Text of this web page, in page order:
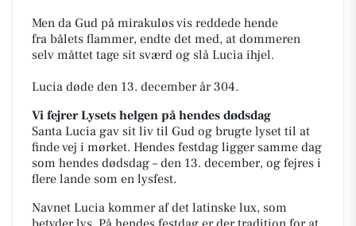
Men da Gud på mirakuløs vis reddede hende
fra bålets flammer, endte det med, at dommeren
selv måttet tage sit sværd og slå Lucia ihjel.
Lucia døde den 13. december år 304.
Vi fejrer Lysets helgen på hendes dødsdag
Santa Lucia gav sit liv til Gud og brugte lyset til at
finde vej i mørket. Hendes festdag ligger samme dag
som hendes dødsdag – den 13. december, og fejres i
flere lande som en lysfest.
Navnet Lucia kommer af det latinske lux, som